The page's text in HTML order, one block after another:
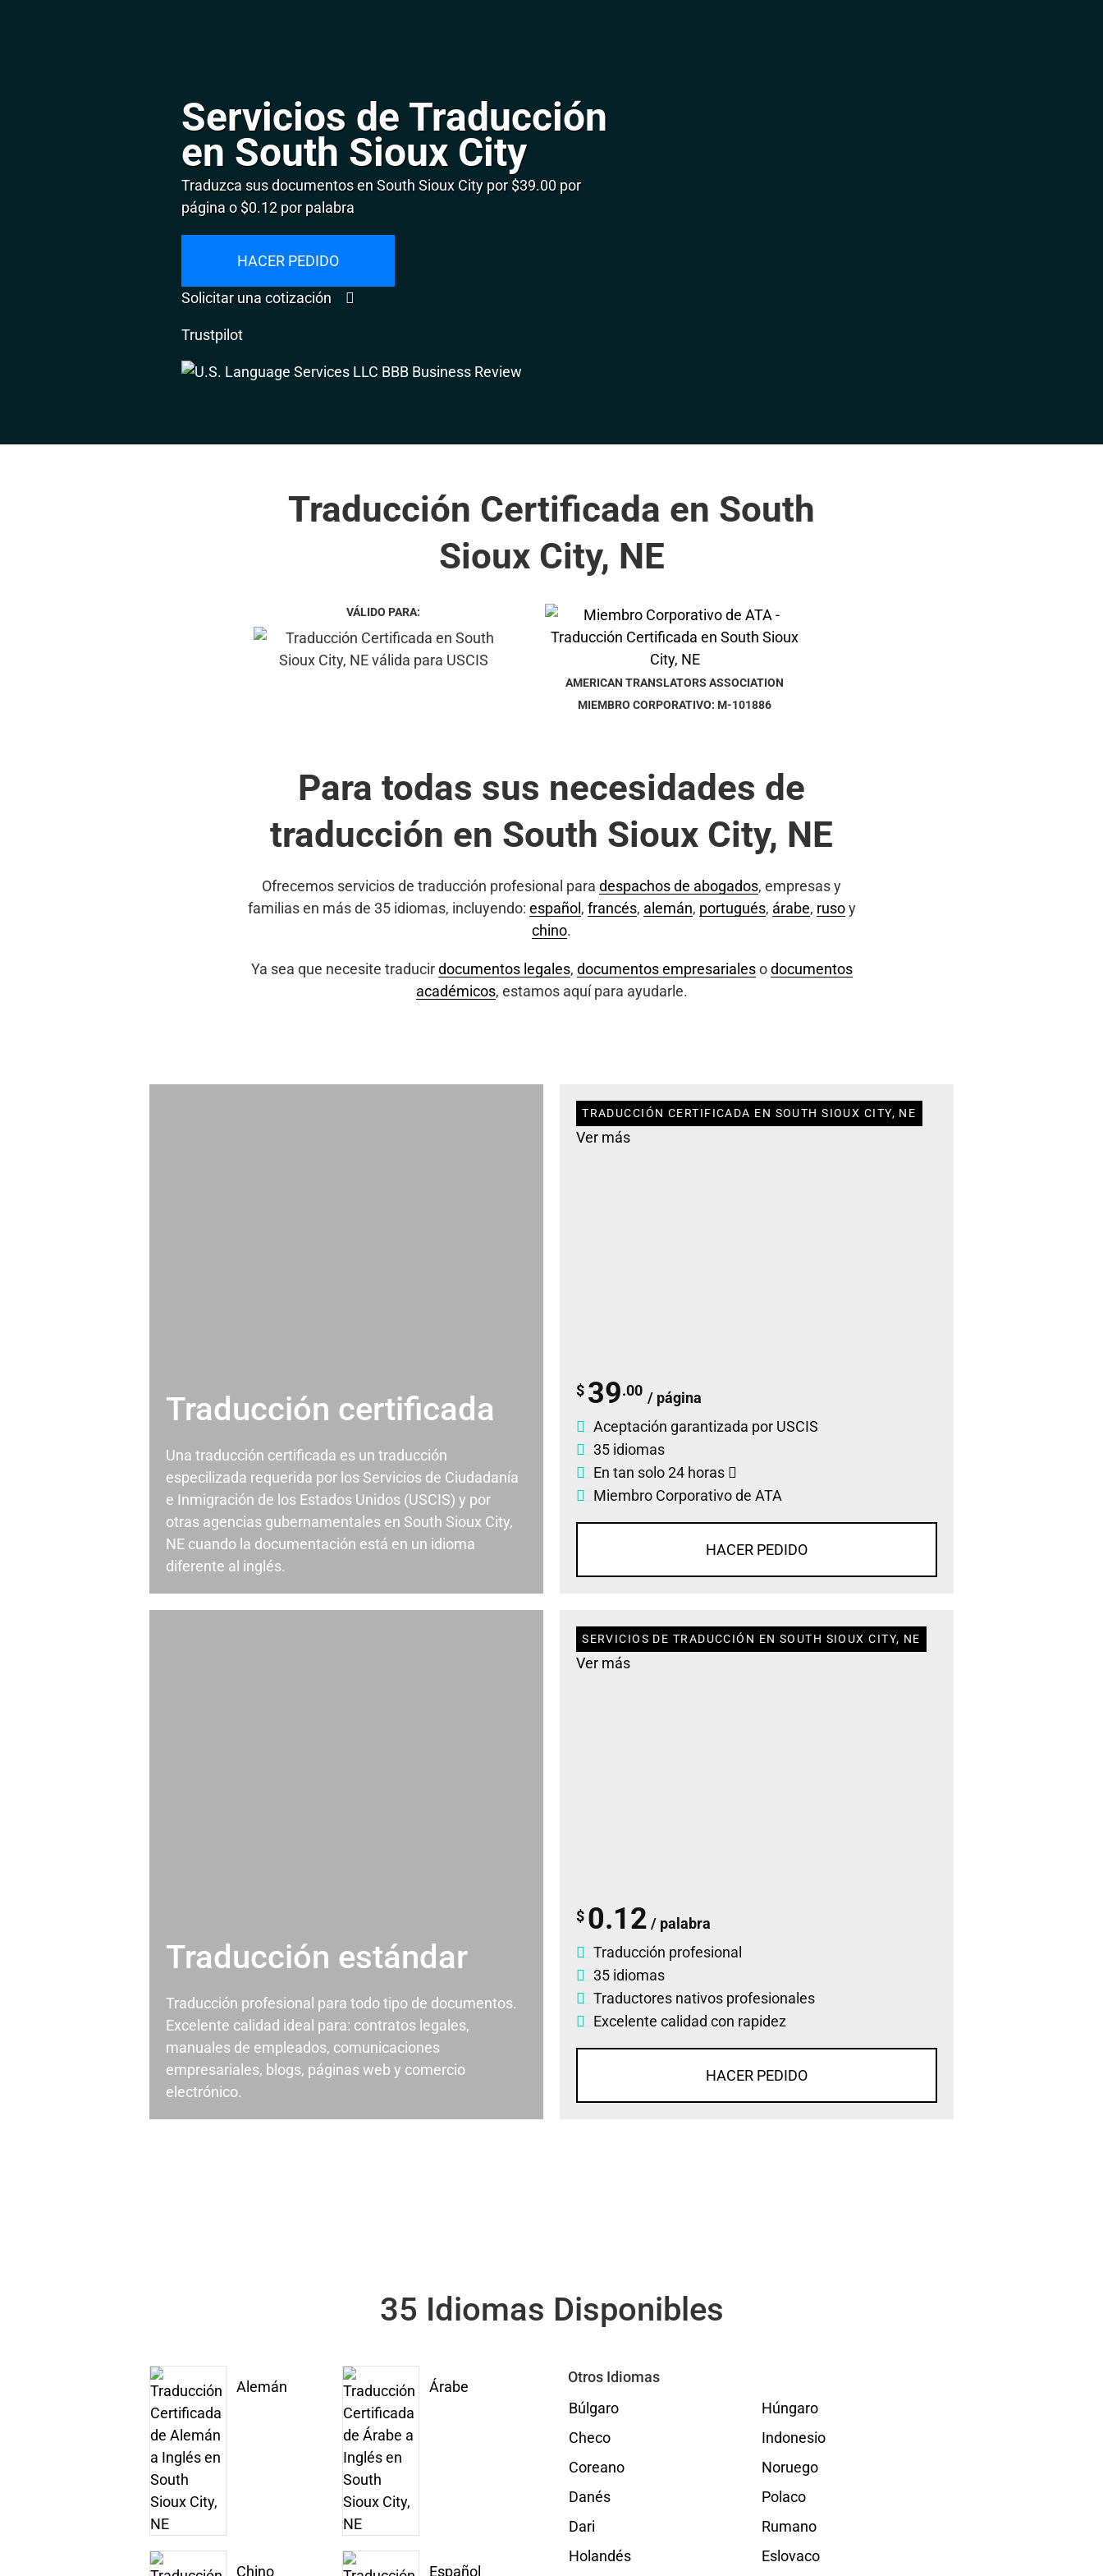
Servicios de Traducción
en South Sioux City
Traduzca sus documentos en South Sioux City por $39.00 por
página o $0.12 por palabra
HACER PEDIDO
Solicitar una cotización
Trustpilot
Traducción Certificada en South
Sioux City, NE
VÁLIDO PARA:
AMERICAN TRANSLATORS ASSOCIATION
MIEMBRO CORPORATIVO: M-101886
Para todas sus necesidades de
traducción en South Sioux City, NE
Ofrecemos servicios de traducción profesional para despachos de abogados, empresas y
familias en más de 35 idiomas, incluyendo: español , francés, alemán, portugués, árabe, rusoy
chino.
Ya sea que necesite traducirdocumentos legales, documentos empresarialesodocumentos
académicos, estamos aquí para ayudarle.
Traducción certificada
Una traducción certificada es un traducción
especilizada requerida por los Servicios de Ciudadanía
e Inmigración de los Estados Unidos (USCIS) y por
otras agencias gubernamentales en South Sioux City,
NE cuando la documentación está en un idioma
diferente al inglés.
TRADUCCIÓN CERTIFICADA EN SOUTH SIOUX CITY, NE
Ver más
$ 39.00 / página
Aceptación garantizada por USCIS
35 idiomas
En tan solo 24 horas
Miembro Corporativo de ATA
HACER PEDIDO
Traducción estándar
Traducción profesional para todo tipo de documentos.
Excelente calidad ideal para: contratos legales,
manuales de empleados, comunicaciones
empresariales, blogs, páginas web y comercio
electrónico.
SERVICIOS DE TRADUCCIÓN EN SOUTH SIOUX CITY, NE
Ver más
$ 0.12 / palabra
Traducción profesional
35 idiomas
Traductores nativos profesionales
Excelente calidad con rapidez
HACER PEDIDO
35 Idiomas Disponibles
Alemán Árabe
Chino Español
Otros Idiomas
Búlgaro
Checo
Coreano
Danés
Dari
Holandés
Húngaro
Indonesio
Noruego
Polaco
Rumano
Eslovaco